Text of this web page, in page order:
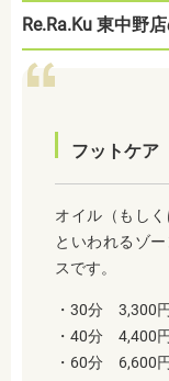
Re.Ra.Ku 東中野
フットケア
オイル（もし
といわれるゾ
スです。
・30分 3,300
・40分 4,400
・60分 6,600